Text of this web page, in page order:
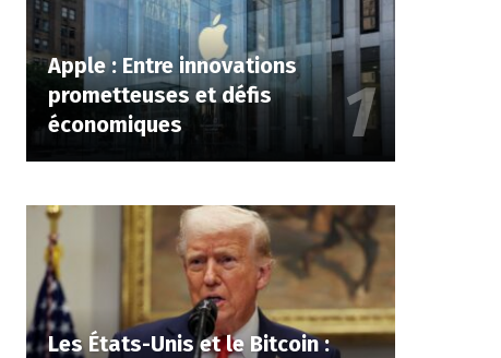
Apple : Entre innovations
prometteuses et défis
économiques
Les États-Unis et le Bitcoin :